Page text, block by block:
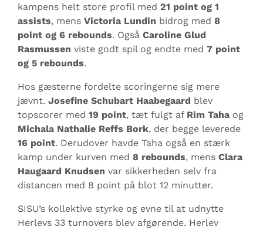
kampens helt store profil med 21 point og 1
assists, mens Victoria Lundin bidrog med 8
point og 6 rebounds. Også Caroline Glud
Rasmussen viste godt spil og endte med 7 point
og 5 rebounds.
Hos gæsterne fordelte scoringerne sig mere
jævnt. Josefine Schubart Haabegaard blev
topscorer med 19 point, tæt fulgt af Rim Taha og
Michala Nathalie Reffs Bork, der begge leverede
16 point. Derudover havde Taha også en stærk
kamp under kurven med 8 rebounds, mens Clara
Haugaard Knudsen var sikkerheden selv fra
distancen med 8 point på blot 12 minutter.
SISU’s kollektive styrke og evne til at udnytte
Herlevs 33 turnovers blev afgørende. Herlev